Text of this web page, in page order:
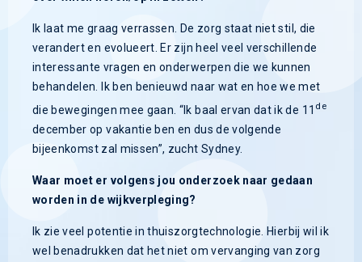
Ik laat me graag verrassen. De zorg staat niet stil, die
verandert en evolueert. Er zijn heel veel verschillende
interessante vragen en onderwerpen die we kunnen
behandelen. Ik ben benieuwd naar wat en hoe we met
die bewegingen mee gaan. “Ik baal ervan dat ik de 11 de
december op vakantie ben en dus de volgende
bijeenkomst zal missen”, zucht Sydney.
Waar moet er volgens jou onderzoek naar gedaan
worden in de wijkverpleging?
Ik zie veel potentie in thuiszorgtechnologie. Hierbij wil ik
wel benadrukken dat het niet om vervanging van zorg